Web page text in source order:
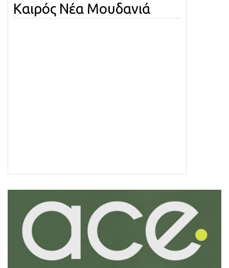
Καιρός Νέα Μουδανιά